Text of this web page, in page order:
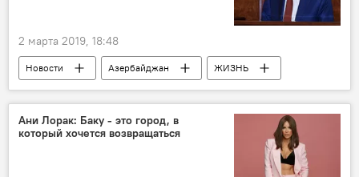
2 марта 2019, 18:48
Новости Азербайджан
ЖИЗНЬ
Политика
Экономика
Али Ахмедов
реформы
Реформы в Азербайджане
Ани Лорак: Баку - это город, в
который хочется возвращаться